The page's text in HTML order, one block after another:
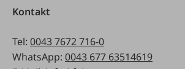
Kontakt
Tel: 0043 7672 716-0
WhatsApp: 0043 677 63514619